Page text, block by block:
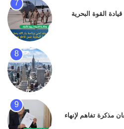
القوة البحرية
مذكرة تفاهم لإنهاء